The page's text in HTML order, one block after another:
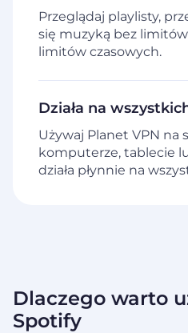
Przeglądaj playlisty,
się muzyką bez
limitów czasowych.
Działa na
Używaj Planet VPN na
komputerze, tablecie
działa płynnie na
Dlaczego warto
Spotify